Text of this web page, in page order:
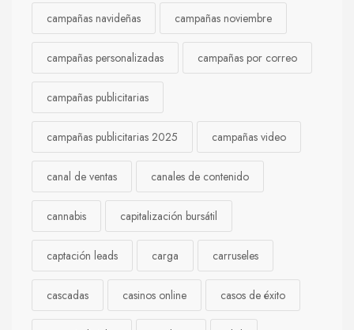
campañas navideñas campañas noviembre
campañas personalizadas campañas por correo
campañas publicitarias
campañas publicitarias 2025 campañas video
canal de ventas canales de contenido
cannabis capitalización bursátil
captación leads carga carruseles
cascadas casinos online casos de éxito